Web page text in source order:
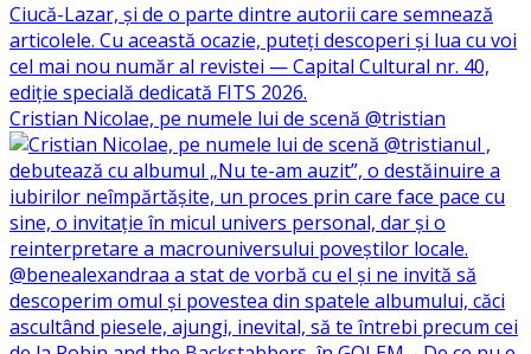
Cristian Nicolae, pe numele lui de scenă @tristian